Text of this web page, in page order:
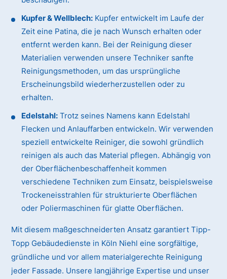
Kupfer & Wellblech: Kupfer entwickelt im Laufe der
Zeit eine Patina, die je nach Wunsch erhalten oder
entfernt werden kann. Bei der Reinigung dieser
Materialien verwenden unsere Techniker sanfte
Reinigungsmethoden, um das ursprüngliche
Erscheinungsbild wiederherzustellen oder zu
erhalten.
Edelstahl: Trotz seines Namens kann Edelstahl
Flecken und Anlauffarben entwickeln. Wir verwenden
speziell entwickelte Reiniger, die sowohl gründlich
reinigen als auch das Material pflegen. Abhängig von
der Oberflächenbeschaffenheit kommen
verschiedene Techniken zum Einsatz, beispielsweise
Trockeneisstrahlen für strukturierte Oberflächen
oder Poliermaschinen für glatte Oberflächen.
Mit diesem maßgeschneiderten Ansatz garantiert Tipp-
Topp Gebäudedienste in Köln Niehl eine sorgfältige,
gründliche und vor allem materialgerechte Reinigung
jeder Fassade. Unsere langjährige Expertise und unser